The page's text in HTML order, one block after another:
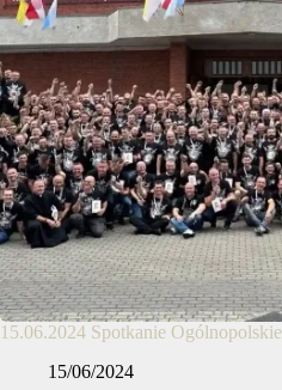
15.06.2024 Spotkanie
15/06/2024